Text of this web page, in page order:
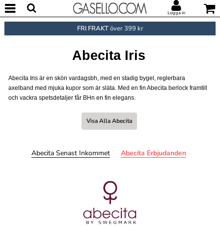
Logga in
FRI FRAKTöver 399 kr
Abecita Iris
Abecita Iris är en skön vardagsbh, med en stadig bygel, reglerbara
axelband med mjuka kupor som är släta. Med en fin Abecita berlock framtill
och vackra spetsdetaljer får BHn en fin elegans.
Visa Alla Abecita
Abecita Senast Inkommet Abecita Erbjudanden